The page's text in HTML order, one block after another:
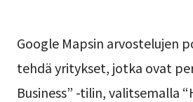
Google Mapsin arvostelujen
tehdä yritykset, jotka ovat
Business” -tilin, valitsemalla